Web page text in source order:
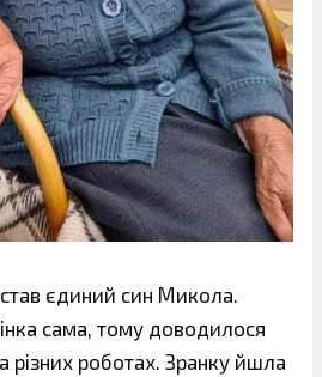
єдиний син Микола.
сама, тому доводилося
роботах. Зранку йшла